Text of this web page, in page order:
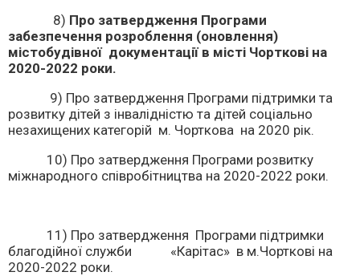
8) Про затвердження Програми
забезпечення розроблення (оновлення)
містобудівної документації в місті Чорткові на
2020-2022 роки.
9) Про затвердження Програми підтримки та
розвитку дітей з інвалідністю та дітей соціально
незахищених категорій м. Чорткова на 2020 рік.
10) Про затвердження Програми розвитку
міжнародного співробітництва на 2020-2022 роки.
11) Про затвердження Програми підтримки
благодійної служби «Карітас» в м.Чорткові на
2020-2022 роки.